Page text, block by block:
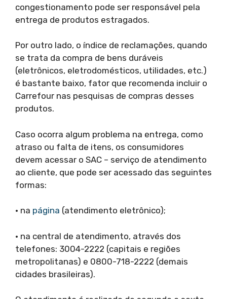
congestionamento pode ser responsável pela
entrega de produtos estragados.
Por outro lado, o índice de reclamações, quando
se trata da compra de bens duráveis
(eletrônicos, eletrodomésticos, utilidades, etc.)
é bastante baixo, fator que recomenda incluir o
Carrefour nas pesquisas de compras desses
produtos.
Caso ocorra algum problema na entrega, como
atraso ou falta de itens, os consumidores
devem acessar o SAC – serviço de atendimento
ao cliente, que pode ser acessado das seguintes
formas:
• na página (atendimento eletrônico);
• na central de atendimento, através dos
telefones: 3004-2222 (capitais e regiões
metropolitanas) e 0800-718-2222 (demais
cidades brasileiras).